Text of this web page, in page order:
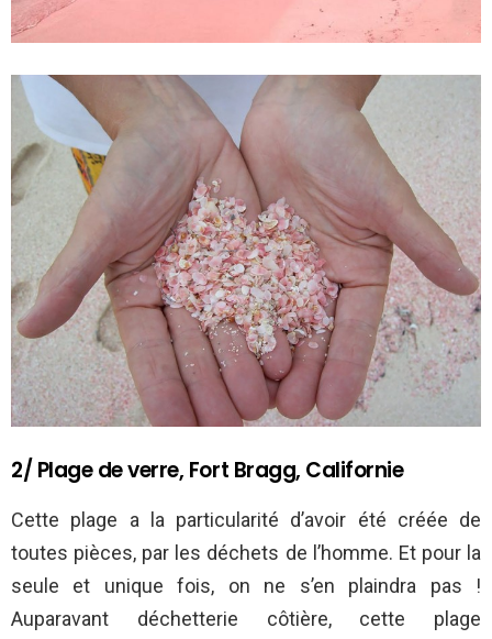
2/ Plage de verre, Fort Bragg, Californie
Cette plage a la particularité d’avoir été créée de
toutes pièces, par les déchets de l’homme. Et pour la
seule et unique fois, on ne s’en plaindra pas !
Auparavant déchetterie côtière, cette plage